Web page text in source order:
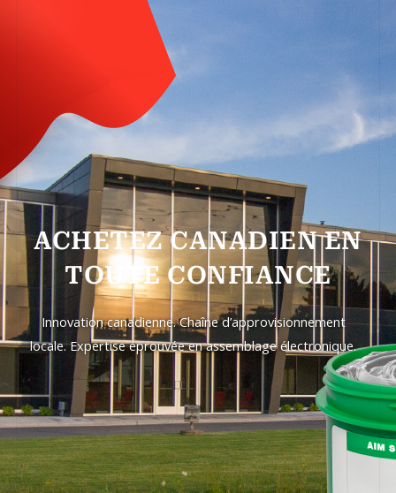
ACHETEZ CANADIEN EN
TOUTE CONFIANCE
Innovation canadienne. Chaîne d’approvisionnement
locale. Expertise éprouvée en assemblage électronique.